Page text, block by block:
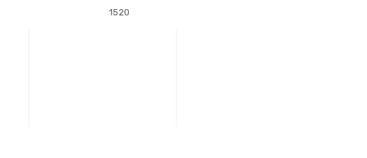
1520